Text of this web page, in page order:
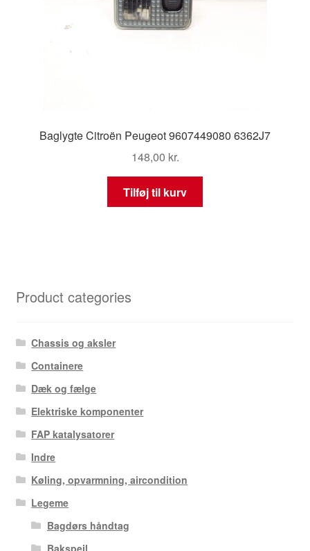
Baglygte Citroën Peugeot 9607449080 6362J7
148,00 kr.
Tilføj til kurv
Product categories
Chassis og aksler
Containere
Dæk og fælge
Elektriske komponenter
FAP katalysatorer
Indre
Køling, opvarmning, aircondition
Legeme
Bagdørs håndtag
Bakspejl